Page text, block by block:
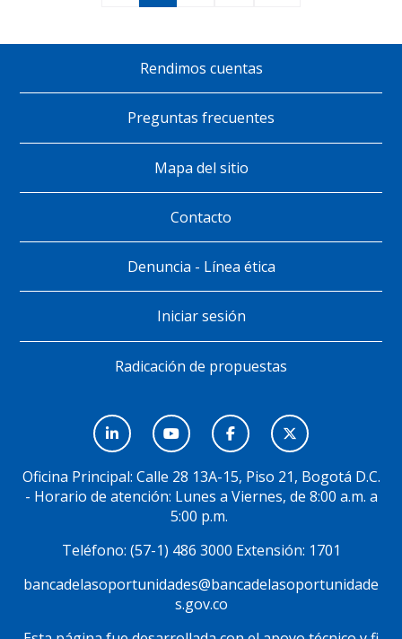
actual
página
Rendimos cuentas
Preguntas frecuentes
Mapa del sitio
Contacto
Denuncia - Línea ética
Iniciar sesión
Radicación de propuestas
Social
Oficina Principal: Calle 28 13A-15, Piso 21, Bogotá D.C.
- Horario de atención: Lunes a Viernes, de 8:00 a.m. a
5:00 p.m.
Teléfono: (57-1) 486 3000 Extensión: 1701
bancadelasoportunidades@bancadelasoportunidade
s.gov.co